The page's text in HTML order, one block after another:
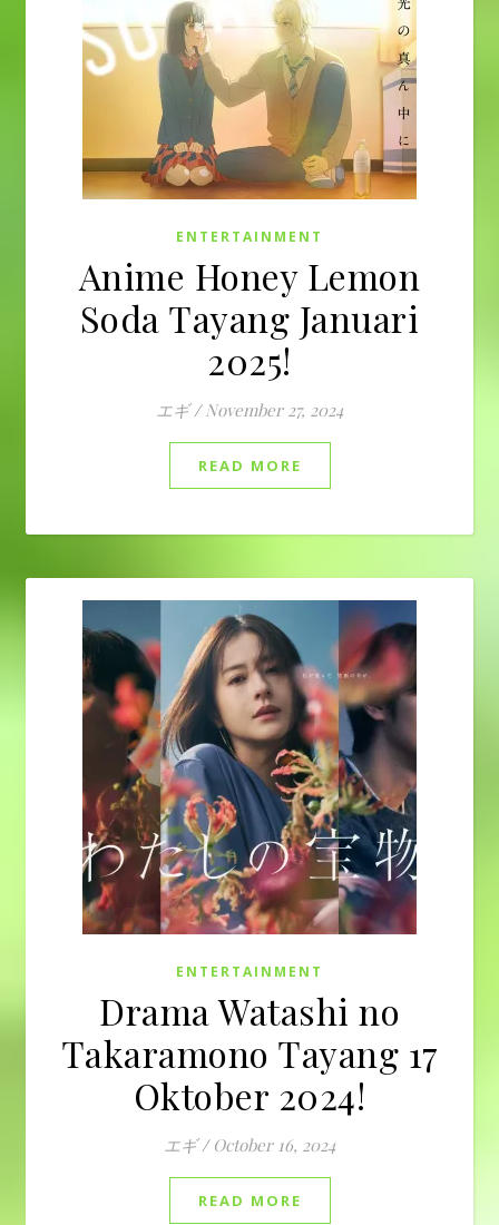
ENTERTAINMENT
Anime Honey Lemon
Soda Tayang Januari
2025!
エギ / November 27, 2024
READ MORE
ENTERTAINMENT
Drama Watashi no
Takaramono Tayang 17
Oktober 2024!
エギ / October 16, 2024
READ MORE